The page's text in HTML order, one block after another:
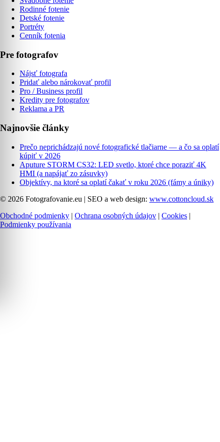
Rodinné fotenie
Detské fotenie
Portréty
Cenník fotenia
Pre fotografov
Nájsť fotografa
Pridať alebo nárokovať profil
Pro / Business profil
Kredity pre fotografov
Reklama a PR
Najnovšie články
Prečo neprichádzajú nové fotografické tlačiarne — a čo sa oplatí
kúpiť v 2026
Aputure STORM CS32: LED svetlo, ktoré chce poraziť 4K
HMI (a napájať zo zásuvky)
Objektívy, na ktoré sa oplatí čakať v roku 2026 (fámy a úniky)
© 2026 Fotografovanie.eu | SEO a web design: www.cottoncloud.sk
Obchodné podmienky | Ochrana osobných údajov | Cookies |
Podmienky používania